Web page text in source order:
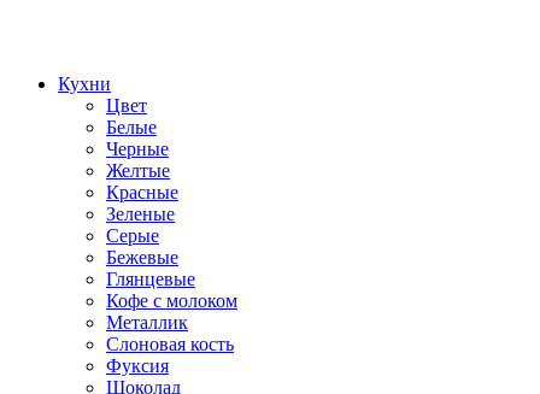
Кухни
Цвет
Белые
Черные
Желтые
Красные
Зеленые
Серые
Бежевые
Глянцевые
Кофе с молоком
Металлик
Слоновая кость
Фуксия
Шоколад